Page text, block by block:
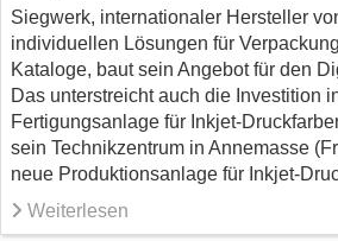
Siegwerk, internationaler Hersteller
individuellen Lösungen für
Kataloge, baut sein Angebot für den
Das unterstreicht auch die Investition
Fertigungsanlage für Inkjet-
sein Technikzentrum in Annemasse
neue Produktionsanlage für Inkjet-
Weiterlesen